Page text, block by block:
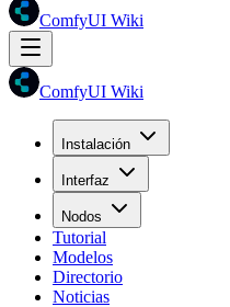
ComfyUI Wiki
ComfyUI Wiki
Instalación
Interfaz
Nodos
Tutorial
Modelos
Directorio
Noticias